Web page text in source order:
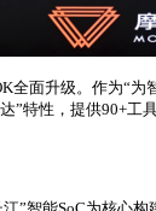
全面升级。作为“
”特性，提供90+